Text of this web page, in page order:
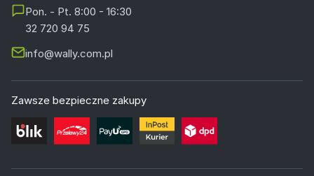
Pon. - Pt. 8:00 - 16:30
32 720 94 75
info@wally.com.pl
Zawsze bezpieczne zakupy